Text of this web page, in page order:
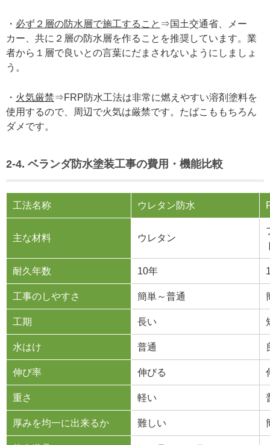
・ 必ず２層の防水層で施工すること ⇒国土交通省、メー
カー、共に２層の防水層を作ることを推奨しています。業
者から１層で良いとの言葉にだまされないようにしましょ
う。
・ 火気厳禁⇒FRP防水工法は非常に燃えやすい溶剤塗料を
使用するので、周辺で火気は厳禁です。たばこももちろん
ダメです。
2-4. ベランダ防水塗装工事の費用・機能比較
工法名称 ウレタン防水
主な材料 ウレタン
耐久年数 10年
工事のしやすさ 簡単～普通
工期 長い
水はけ 普通
伸び率 伸びる
重さ 軽い
厚みを均一に出来るか 難しい